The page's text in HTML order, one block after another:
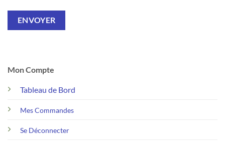
Mon Compte
Tableau de Bord
Mes Commandes
Se Déconnecter